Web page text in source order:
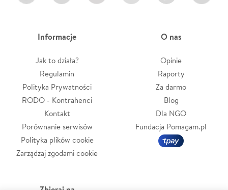
Informacje
Jak to działa?
Regulamin
Polityka Prywatności
RODO - Kontrahenci
Kontakt
Porównanie serwisów
Polityka plików cookie
Zarządzaj zgodami cookie
O nas
Opinie
Raporty
Za darmo
Blog
Dla NGO
Fundacja Pomagam.pl